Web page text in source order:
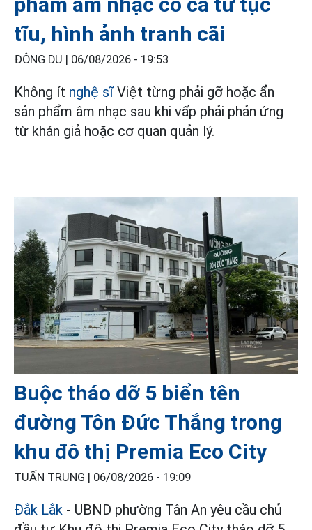
tĩu, hình ảnh tranh cãi
ĐÔNG DU | 06/08/2026 - 19:53
Không ít nghệ sĩViệt từng phải gỡ hoặc ẩn
sản phẩm âm nhạc sau khi vấp phải phản ứng
từ khán giả hoặc cơ quan quản lý.
Buộc tháo dỡ 5 biển tên
đường Tôn Đức Thắng trong
khu đô thị Premia Eco City
TUẤN TRUNG | 06/08/2026 - 19:09
Đắk Lắk - UBND phường Tân An yêu cầu chủ